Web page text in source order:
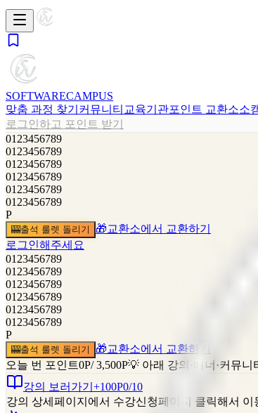
SOFTWARECAMPUS
맞춤 과정 찾기 커뮤니티 교육기관포인트 교환소소
로그인하고 포인트 받기
01 23456789
01 23456789
01 23456789
01 23456789
01 23456789
01 23456789
P
🎰출석 룰렛 돌리기 🎁교환소에서 교환하기
로그인해주세요
01 23456789
01 23456789
01 23456789
01 23456789
01 23456789
01 23456789
P
🎰출석 룰렛 돌리기 🎁교환소에서 교환하기
오늘 번 포인트0P/3,500P💡 아래 강의·배너·커뮤
강의 보러가기 +100P0/10
강의 상세페이지에서 수강신청페이지 클릭해서 이